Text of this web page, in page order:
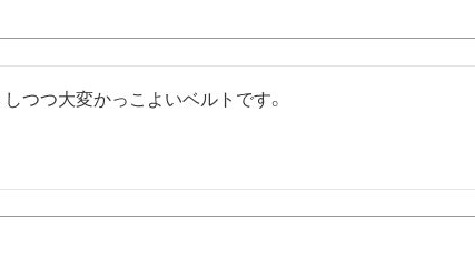
つつ大変かっこよいベルトです。